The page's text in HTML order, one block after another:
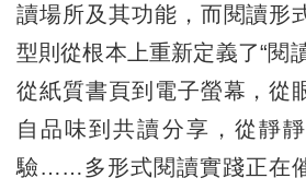
讀場所及其功能，而閱讀形
型則從根本上重新定義了“閱
從紙質書頁到電子螢幕，從
自品味到共讀分享，從靜
驗……多形式閱讀實踐正在